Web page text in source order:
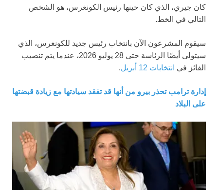
كان جيري، الذي كان حينها رئيس الكونغرس، هو الشخص
التالي في الخط.
سيقوم المشرعون الآن بانتخاب رئيس جديد للكونغرس، الذي
سيتولى أيضًا الرئاسة حتى 28 يوليو 2026، عندما يتم تنصيب
الفائز في انتخابات 12 أبريل .
إدارة ترامب تحذر بيرو من أنها قد تفقد سيادتها مع زيادة قبضتها
على البلاد